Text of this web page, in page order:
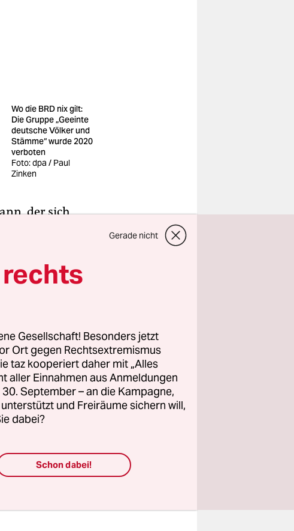
Wo die BRD nix gilt:
Die Gruppe „Geeinte
deutsche Völker und
Stämme“ wurde 2020
verboten
Foto: dpa / Paul
Zinken
der sich
keinen
sprach
Abo­nen­t:in­
machte
Er habe
Verbreitung
SHAEF ist
von der
sei die
Gerade nicht
Gesellschaft! Besonders jetzt
Ort gegen Rechtsextremismus
taz kooperiert daher mit „Alles
aller Einnahmen aus Anmeldungen
September – an die Kampagne,
und Freiräume sichern will,
dabei?
Schon dabei!